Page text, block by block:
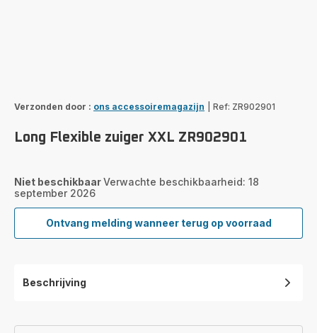
Verzonden door : ons accessoiremagazijn Ref: ZR902901
Long Flexible zuiger XXL ZR902901
Niet beschikbaarVerwachte beschikbaarheid: 18
september 2026
Ontvang melding wanneer terug op voorraad
Long
Flexible
Beschrijving